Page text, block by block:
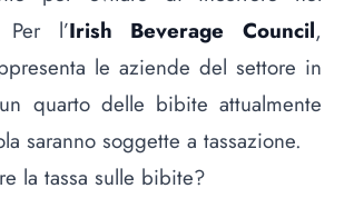
Per l’Irish Beverage Council,
le aziende del settore in
quarto delle bibite attualmente
saranno soggette a tassazione.
la tassa sulle bibite?